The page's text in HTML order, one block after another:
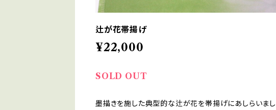
辻が花帯揚げ
¥22,000
SOLD OUT
墨描きを施した典型的な辻が花を帯揚げにあしらいまし